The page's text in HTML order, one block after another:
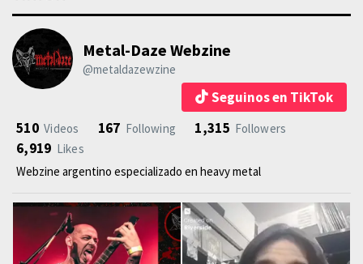
Metal-Daze Webzine
@metaldazewzine
Seguinos en TikTok
510 Videos 167 Following 1,315 Followers
6,919 Likes
Webzine argentino especializado en heavy metal